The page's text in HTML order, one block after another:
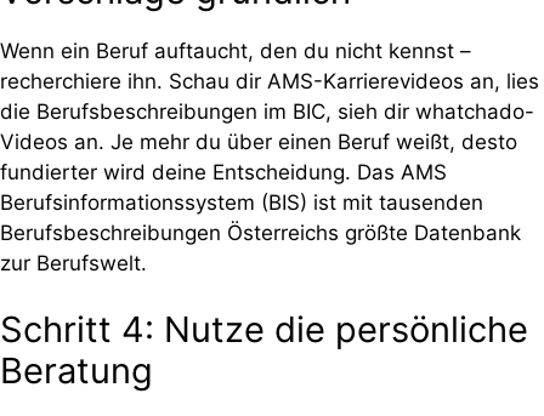
Wenn ein Beruf auftaucht, den du nicht kennst –
recherchiere ihn. Schau dir AMS-Karrierevideos an, lies
die Berufsbeschreibungen im BIC, sieh dir whatchado-
Videos an. Je mehr du über einen Beruf weißt, desto
fundierter wird deine Entscheidung. Das AMS
Berufsinformationssystem (BIS) ist mit tausenden
Berufsbeschreibungen Österreichs größte Datenbank
zur Berufswelt.
Schritt 4: Nutze die persönliche
Beratung